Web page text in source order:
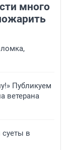
много
Публикуем
ветерана
суеты в